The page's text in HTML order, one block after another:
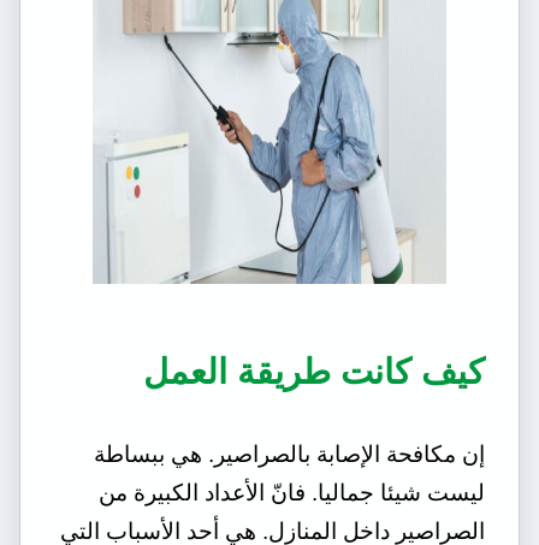
كيف كانت طريقة العمل
إن مكافحة الإصابة بالصراصير. هي ببساطة
ليست شيئا جماليا. فانّ الأعداد الكبيرة من
الصراصير داخل المنازل. هي أحد الأسباب التي